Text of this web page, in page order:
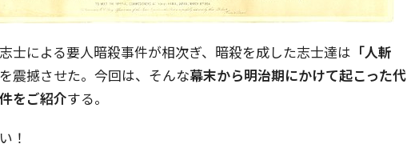
士による要人暗殺事件が相次ぎ、暗殺を成した志士達は 「人斬
震撼させた。今回は、そんな幕末から明治期にかけて起こった代
をご紹介する。
！